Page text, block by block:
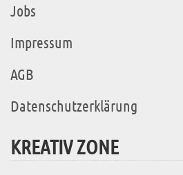
Jobs
Impressum
AGB
Datenschutzerklärung
KREATIV ZONE